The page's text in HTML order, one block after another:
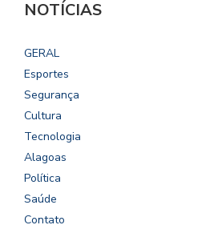
NOTÍCIAS
GERAL
Esportes
Segurança
Cultura
Tecnologia
Alagoas
Política
Saúde
Contato